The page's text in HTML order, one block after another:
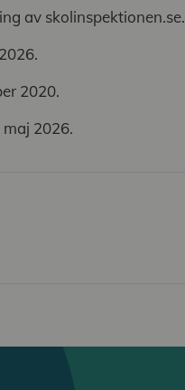
av skolinspektionen.se.
2020.
2026.